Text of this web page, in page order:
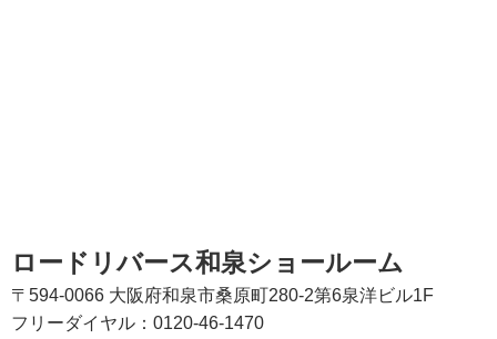
ロードリバース和泉ショールーム
〒594-0066 大阪府和泉市桑原町280-2第6泉洋ビル1F
フリーダイヤル：0120-46-1470